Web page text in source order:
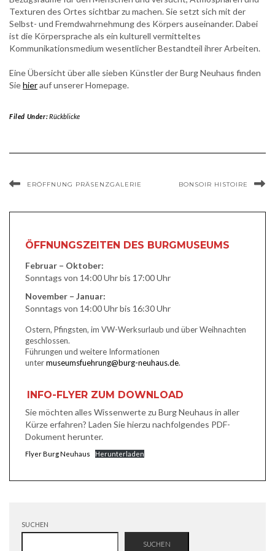
Texturen des Ortes sichtbar zu machen. Sie setzt sich mit der
Selbst- und Fremdwahrnehmung des Körpers auseinander. Dabei
ist die Körpersprache als ein kulturell vermitteltes
Kommunikationsmedium wesentlicher Bestandteil ihrer Arbeiten.
Eine Übersicht über alle sieben Künstler der Burg Neuhaus finden
Siehierauf unserer Homepage.
Filed Under:Rückblicke
ERÖFFNUNG PRÄSENZGALERIE BONSOIR HISTOIRE
ÖFFNUNGSZEITEN DES BURGMUSEUMS
Februar – Oktober:
Sonntags von 14:00 Uhr bis 17:00 Uhr
November – Januar:
Sonntags von 14:00 Uhr bis 16:30 Uhr
Ostern, Pfingsten, im VW-Werksurlaub und über Weihnachten
geschlossen.
Führungen und weitere Informationen
untermuseumsfuehrung@burg-neuhaus.de.
INFO-FLYER ZUM DOWNLOAD
Sie möchten alles Wissenwerte zu Burg Neuhaus in aller
Kürze erfahren? Laden Sie hierzu nachfolgendes PDF-
Dokument herunter.
Flyer Burg Neuhaus Herunterladen
SUCHEN
SUCHEN